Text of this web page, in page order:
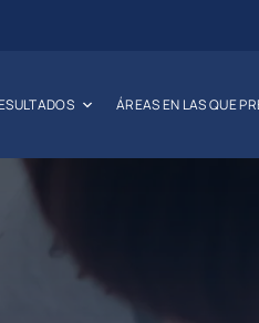
ÁREAS EN LAS QUE